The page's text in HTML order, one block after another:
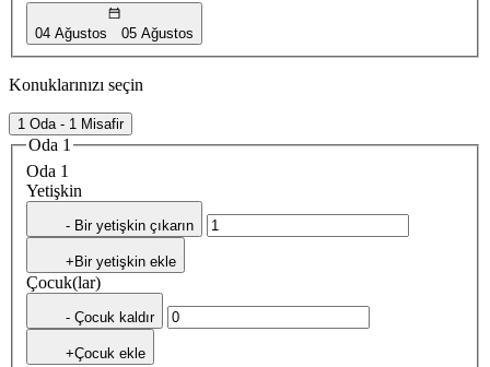
04 Ağustos 05 Ağustos
Konuklarınızı seçin
1 Oda - 1 Misafir
Oda 1
Oda 1
Yetişkin
- Bir yetişkin çıkarın
+Bir yetişkin ekle
Çocuk(lar)
- Çocuk kaldır
+Çocuk ekle